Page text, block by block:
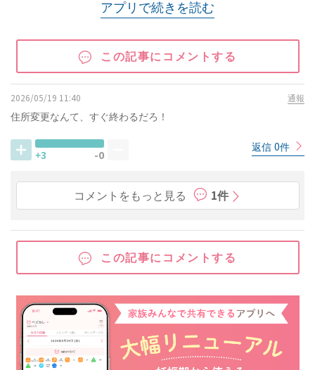
アプリで続きを読む
この記事にコメントする
2026/05/19 11:40 通報
住所変更なんて、すぐ終わるだろ！
+3 -0
返信 0件
コメントをもっと見る 1件
この記事にコメントする